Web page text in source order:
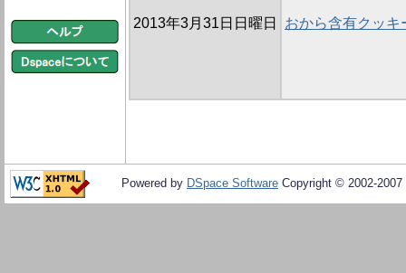
2013年3月31日日曜日 おから含有クッ
Powered by DSpace Software Copyright © 2002-2007